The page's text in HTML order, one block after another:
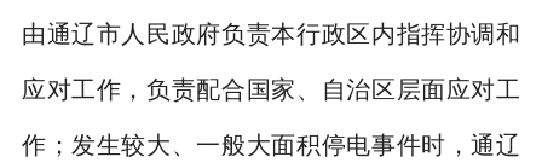
由通辽市人民政府负责本行政区内指挥协调和
应对工作，负责配合国家、自治区层面应对工
作；发生较大、一般大面积停电事件时，通辽